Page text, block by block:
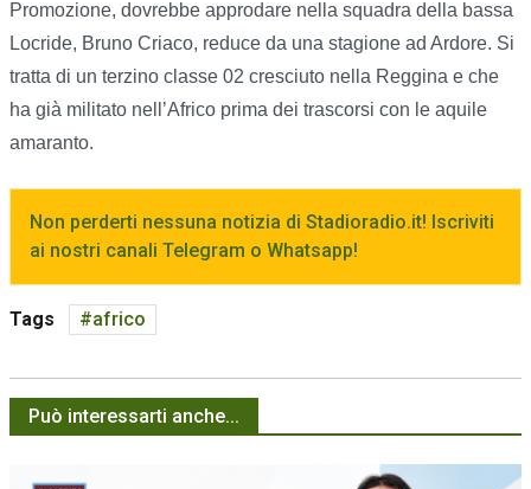
Promozione, dovrebbe approdare nella squadra della bassa
Locride, Bruno Criaco, reduce da una stagione ad Ardore. Si
tratta di un terzino classe 02 cresciuto nella Reggina e che
ha già militato nell’Africo prima dei trascorsi con le aquile
amaranto.
Non perderti nessuna notizia di Stadioradio.it! Iscriviti
ai nostri canali Telegram o Whatsapp!
Tags africo
Può interessarti anche...